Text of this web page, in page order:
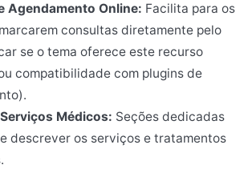
Agendamento Online: Facilita para os
consultas diretamente pelo
se o tema oferece este recurso
compatibilidade com plugins de
Médicos: Seções dedicadas
descrever os serviços e tratamentos